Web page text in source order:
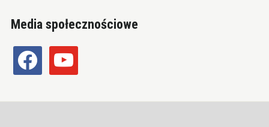
Media społecznościowe
facebook youtube